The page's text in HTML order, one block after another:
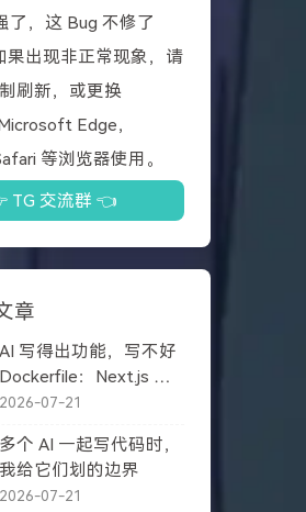
了，这 Bug 不修了
果出现非正常现象，请
刷新，或更换
Edge，
等浏览器使用。
TG 交流群 👈
章
AI 写得出功能，写不好
Dockerfile：Next.js 自
托管踩坑记录
2026-07-21
多个 AI 一起写代码时，
我给它们划的边界
2026-07-21